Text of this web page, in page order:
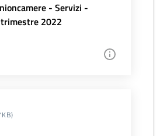
- Servizi -
2022